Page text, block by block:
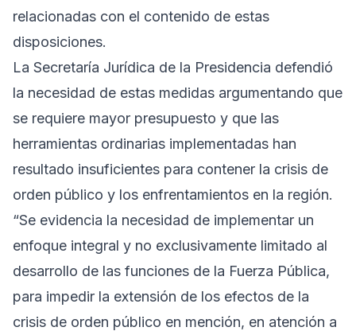
relacionadas con el contenido de estas
disposiciones.
La Secretaría Jurídica de la Presidencia defendió
la necesidad de estas medidas argumentando que
se requiere mayor presupuesto y que las
herramientas ordinarias implementadas han
resultado insuficientes para contener la crisis de
orden público y los enfrentamientos en la región.
“Se evidencia la necesidad de implementar un
enfoque integral y no exclusivamente limitado al
desarrollo de las funciones de la Fuerza Pública,
para impedir la extensión de los efectos de la
crisis de orden público en mención, en atención a